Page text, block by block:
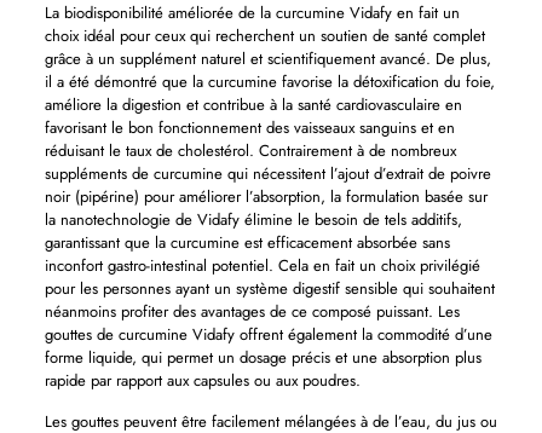
La biodisponibilité améliorée de la curcumine Vidafy en fait un
choix idéal pour ceux qui recherchent un soutien de santé complet
grâce à un supplément naturel et scientifiquement avancé. De plus,
il a été démontré que la curcumine favorise la détoxification du foie,
améliore la digestion et contribue à la santé cardiovasculaire en
favorisant le bon fonctionnement des vaisseaux sanguins et en
réduisant le taux de cholestérol. Contrairement à de nombreux
suppléments de curcumine qui nécessitent l’ajout d’extrait de poivre
noir (pipérine) pour améliorer l’absorption, la formulation basée sur
la nanotechnologie de Vidafy élimine le besoin de tels additifs,
garantissant que la curcumine est efficacement absorbée sans
inconfort gastro-intestinal potentiel. Cela en fait un choix privilégié
pour les personnes ayant un système digestif sensible qui souhaitent
néanmoins profiter des avantages de ce composé puissant. Les
gouttes de curcumine Vidafy offrent également la commodité d’une
forme liquide, qui permet un dosage précis et une absorption plus
rapide par rapport aux capsules ou aux poudres.
Les gouttes peuvent être facilement mélangées à de l’eau, du jus ou